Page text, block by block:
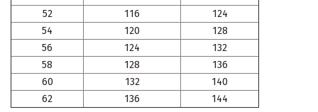
52
116
124
54
120
128
56
124
132
58
128
136
60
132
140
62
136 144